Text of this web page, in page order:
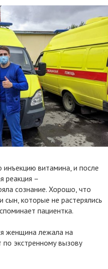
витамина, и после
реакция –
сознание. Хорошо, что
которые не растерялись
пациентка.
женщина лежала на
по экстренному вызову